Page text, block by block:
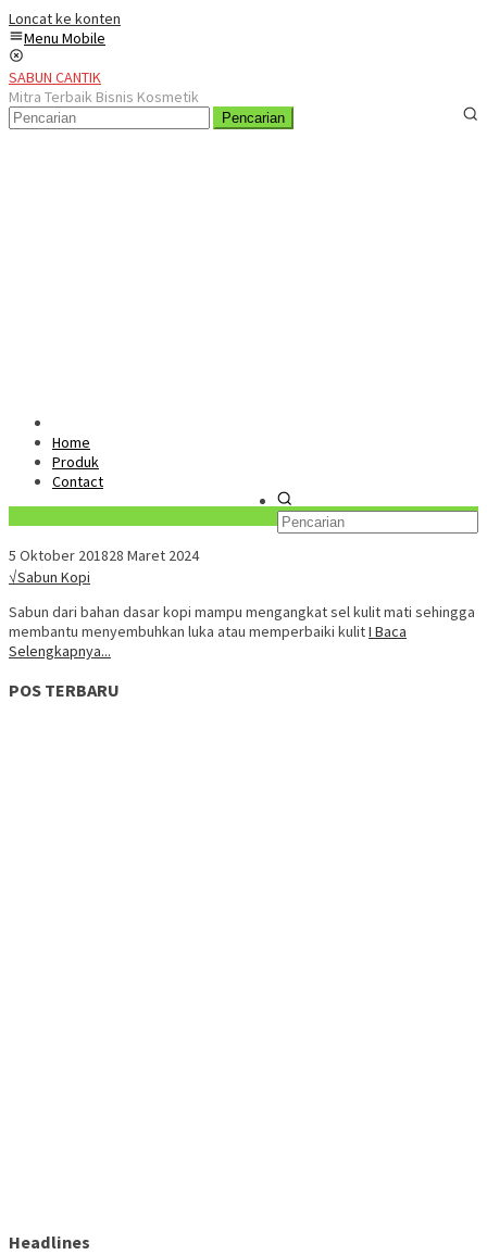
Loncat ke konten
Menu Mobile
SABUN CANTIK
Mitra Terbaik Bisnis Kosmetik
Pencarian
Home
Produk
Contact
5 Oktober 201828 Maret 2024
√Sabun Kopi
Sabun dari bahan dasar kopi mampu mengangkat sel kulit mati sehingga
membantu menyembuhkan luka atau memperbaiki kulitI Baca
Selengkapnya...
POS TERBARU
Headlines